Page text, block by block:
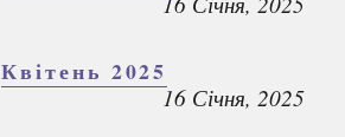
Квітень 2025
16 Січня, 2025